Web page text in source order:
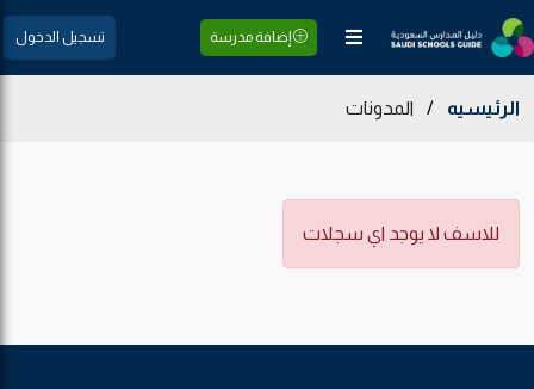
إضافة مدرسة تسجيل الدخول
الرئيسيه / المدونات
للاسف لا يوجد اي سجلات